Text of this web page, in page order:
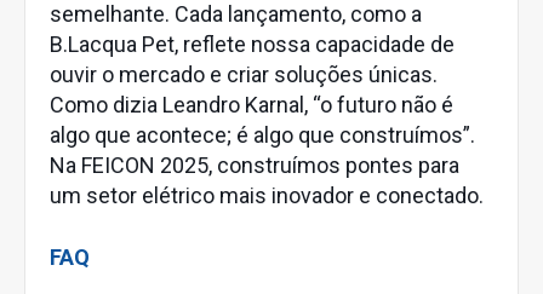
semelhante. Cada lançamento, como a
B.Lacqua Pet, reflete nossa capacidade de
ouvir o mercado e criar soluções únicas.
Como dizia Leandro Karnal, “o futuro não é
algo que acontece; é algo que construímos”.
Na FEICON 2025, construímos pontes para
um setor elétrico mais inovador e conectado.
FAQ